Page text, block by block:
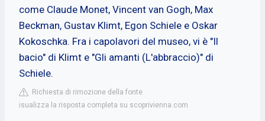
come Claude Monet, Vincent van Gogh, Max
Beckman, Gustav Klimt, Egon Schiele e Oskar
Kokoschka. Fra i capolavori del museo, vi è "Il
bacio" di Klimt e "Gli amanti (L'abbraccio)" di
Schiele.
Richiesta di rimozione della fonte
isualizza la risposta completa su scoprivienna.com